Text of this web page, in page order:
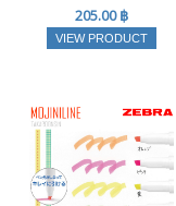
205.00 ฿
VIEW PRODUCT